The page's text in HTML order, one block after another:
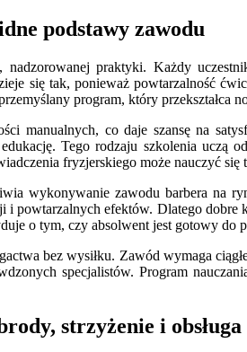
podstawy zawodu
praktyki. Każdy
się tak, ponieważ powtarzalność
program, który przekształca
manualnych, co daje szansę na
Tego rodzaju szkolenia uczą
fryzjerskiego może nauczyć
wykonywanie zawodu barbera na
efektów. Dlatego dobre
o tym, czy absolwent jest gotowy do
bez wysiłku. Zawód wymaga
specjalistów. Program
strzyżenie i